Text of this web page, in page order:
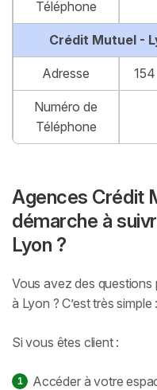
Téléphone
Crédit Mutuel -
Adresse
Numéro de
Téléphone
Agences Crédit
démarche à
Lyon ?
Vous avez des
à Lyon ? C’est très simple :
Si vous êtes client :
Accéder à votre